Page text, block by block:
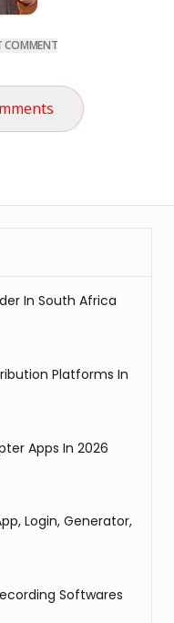
COMMENT
In South Africa
Platforms In
Apps In 2026
Login, Generator,
Softwares